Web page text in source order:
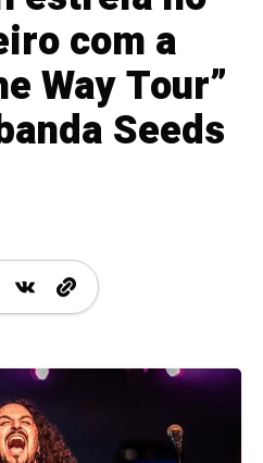
com a
Way Tour”
Seeds